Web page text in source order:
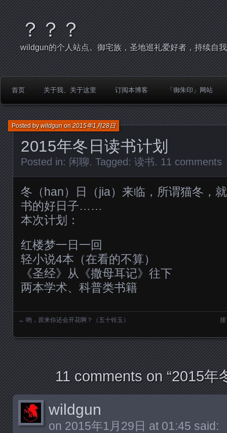
？？？
wildgun的个人站点。御宅族，圣地巡礼爱好者，持续自
首页 关于我、关于这里 订阅本博客 「御朱印」网站
2015年冬日读书计划
Posted bywildgunon2015年1月28日
Posted in: 闲聊. Tagged: 读书. 11 comments
冬（han）日（jia）来临，所谓猫冬，
书的好日子……
本次计划：
红楼梦一日一回
轻小说4本（在看的不算）
《圣经》从《撒母耳记》往下
两本学术、科普类书籍
← 哟，原来你还会开花啊？（五十铃玉）
11 comments on “2015年
wildgun
on 2015年1月29日 at 01:45 said: